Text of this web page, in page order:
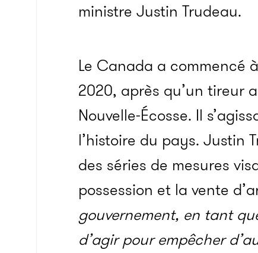
ministre Justin Trudeau.
Le Canada a commencé
2020, après qu’un tireur
Nouvelle-Écosse. Il
l’histoire du pays. Justin
des séries de mesures
possession et la vente
gouvernement, en tant
d’agir pour empêcher